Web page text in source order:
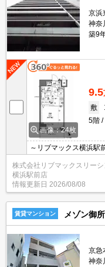
京浜
神奈
築9
画像：24枚
9.5
敷
5階
～リブマックス横浜駅
株式会社リブマックスリー
横浜駅前店
情報更新日 2026/08/08
賃貸マンション メゾン御
京急
神奈